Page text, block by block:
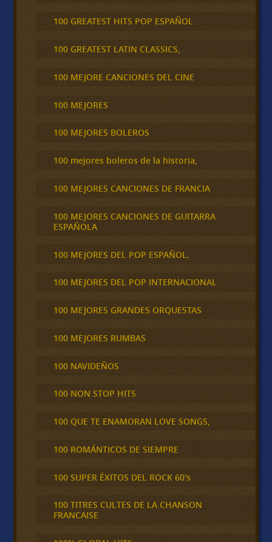
100 GREATEST HITS POP ESPAÑOL
100 GREATEST LATIN CLASSICS,
100 MEJORE CANCIONES DEL CINE
100 MEJORES
100 MEJORES BOLEROS
100 mejores boleros de la historia,
100 MEJORES CANCIONES DE FRANCIA
100 MEJORES CANCIONES DE GUITARRA
ESPAÑOLA
100 MEJORES DEL POP ESPAÑOL.
100 MEJORES DEL POP INTERNACIONAL
100 MEJORES GRANDES ORQUESTAS
100 MEJORES RUMBAS
100 NAVIDEÑOS
100 NON STOP HITS
100 QUE TE ENAMORAN LOVE SONGS,
100 ROMÁNTICOS DE SIEMPRE
100 SUPER ÉXITOS DEL ROCK 60's
100 TITRES CULTES DE LA CHANSON
FRANCAISE